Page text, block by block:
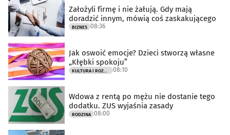
Założyli firmę i nie żałują. Gdy mają
doradzić innym, mówią coś zaskakującego
BIZNES 08:36
Jak oswoić emocje? Dzieci stworzą własne
„Kłębki spokoju”
KULTURA I ROZRYWKA 08:10
Wdowa z rentą po mężu nie dostanie tego
dodatku. ZUS wyjaśnia zasady
RODZINA 08:00